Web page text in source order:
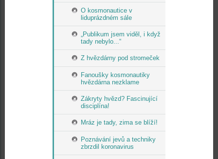
O kosmonautice v
liduprázdném sále
„Publikum jsem viděl, i když
tady nebylo...“
Z hvězdárny pod stromeček
Fanoušky kosmonautiky
hvězdárna nezklame
Zákryty hvězd? Fascinující
disciplína!
Mráz je tady, zima se blíží!
Poznávání jevů a techniky
zbrzdil koronavirus